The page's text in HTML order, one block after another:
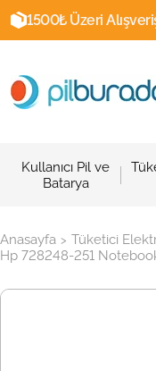
1500₺ Üzeri
Kullanıcı Pil ve
Batarya
Anasayfa > Tüketici
Hp 728248-251